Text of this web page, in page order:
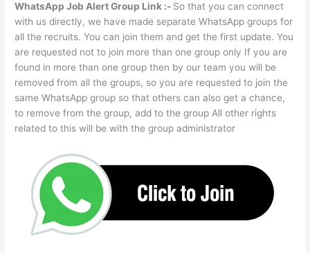
WhatsApp Job Alert Group Link :- So that you can connect
with us directly, we have made separate WhatsApp groups for
all the recruits. You can join them and get the first update. You
are requested not to join more than one group only If you are
found in more than one group then by our team you will be
removed from all the groups, so you are requested to join the
same WhatsApp group so that others can also get a chance,
to remove from the group, add to the group All other rights
related to this will be with the group administrator